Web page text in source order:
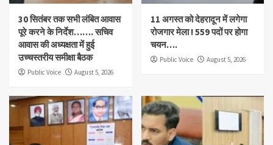
30 सितंबर तक सभी लंबित आवास
पूरे करने के निर्देश……. सचिव
आवास की अध्यक्षता में हुई
उच्चस्तरीय समीक्षा बैठक
Public Voice August 5, 2026
11 अगस्त को देहरादून में लगेगा
रोजगार मेला ! 559 पदों पर होगा
चयन….
Public Voice August 5, 2026